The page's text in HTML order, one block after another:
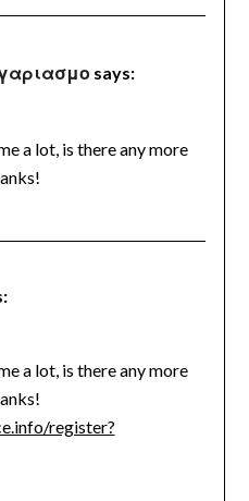
says:
a lot, is there any more
a lot, is there any more
register?